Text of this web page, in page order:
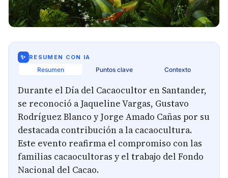
✨ RESUMEN CON IA
Resumen Puntos clave Contexto
Durante el Día del Cacaocultor en Santander,
se reconoció a Jaqueline Vargas, Gustavo
Rodríguez Blanco y Jorge Amado Cañas por su
destacada contribución a la cacaocultura.
Este evento reafirma el compromiso con las
familias cacaocultoras y el trabajo del Fondo
Nacional del Cacao.